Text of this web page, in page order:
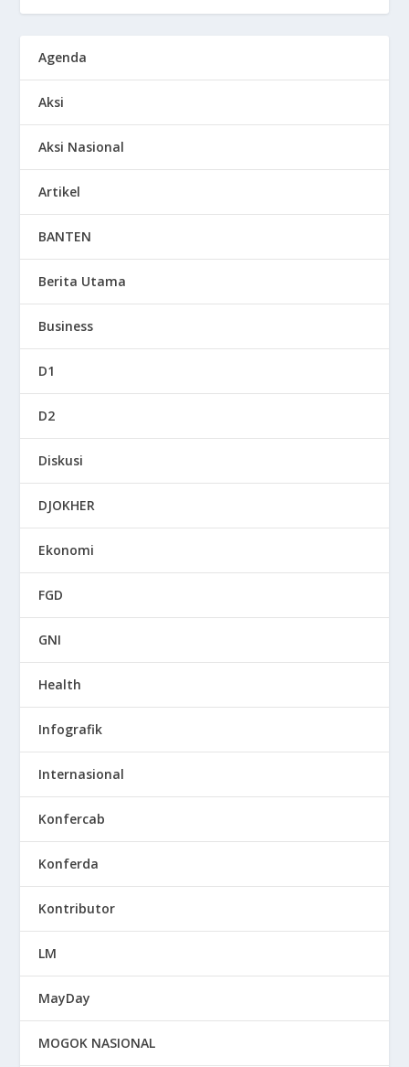
Agenda
Aksi
Aksi Nasional
Artikel
BANTEN
Berita Utama
Business
D1
D2
Diskusi
DJOKHER
Ekonomi
FGD
GNI
Health
Infografik
Internasional
Konfercab
Konferda
Kontributor
LM
MayDay
MOGOK NASIONAL